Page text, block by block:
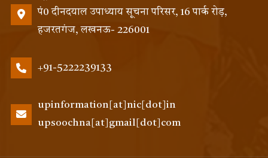
पं0 दीनदयाल उपाध्याय सूचना परिसर, 16 पार्क रोड़,
हजरतगंज, लखनऊ- 226001
+91-5222239133
upinformation[at]nic[dot]in
upsoochna[at]gmail[dot]com